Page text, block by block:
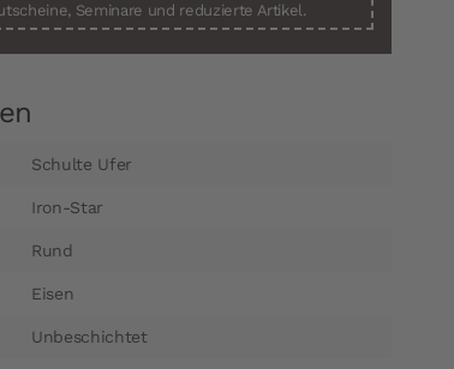
Seminare und reduzierte Artikel.
Schulte Ufer
Iron-Star
Rund
Eisen
Unbeschichtet